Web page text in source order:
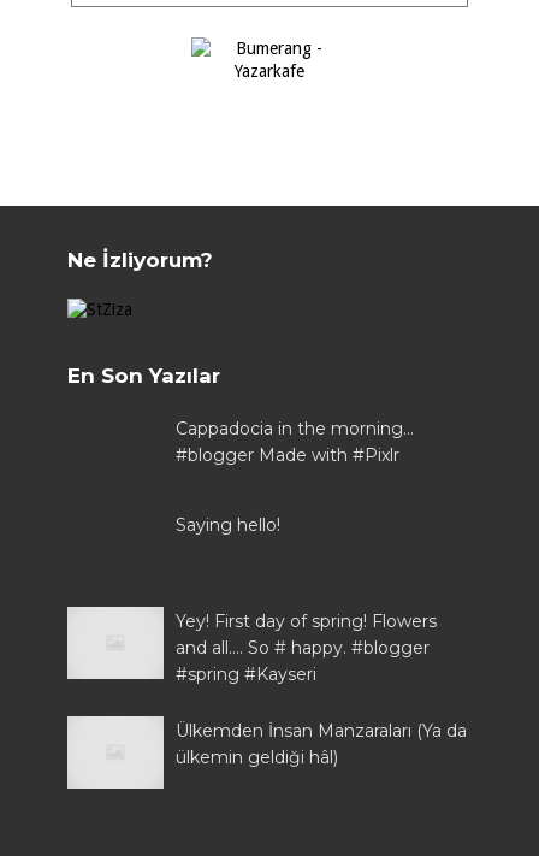
Ne İzliyorum?
En Son Yazılar
Cappadocia in the morning...
#blogger Made with #Pixlr
Saying hello!
Yey! First day of spring! Flowers
and all.... So # happy. #blogger
#spring #Kayseri
Ülkemden İnsan Manzaraları (Ya da
ülkemin geldiği hâl)